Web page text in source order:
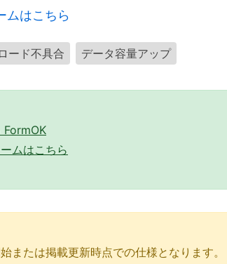
ムはこちら
ード不具合 データ容量アップ
FormOK
ムはこちら
または掲載更新時点での仕様となります。